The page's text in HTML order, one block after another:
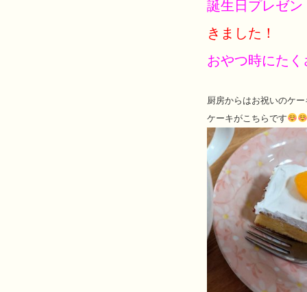
誕生日プレゼ
きました！
おやつ時にた
厨房からはお祝いのケ
ケーキがこちらです